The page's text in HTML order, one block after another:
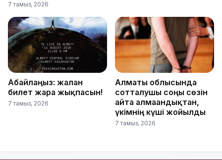
7 тамыз, 2026
Абайлаңыз: жалған
билет жарға жықпасын!
7 тамыз, 2026
Алматы облысында
сотталушы соңғы сөзін
айта алмағандықтан,
үкімнің күші жойылды
7 тамыз, 2026